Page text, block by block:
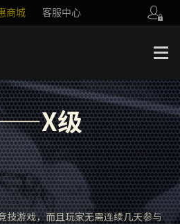
商城 客服中心
级
技游戏，而且玩家无需连续几天参与